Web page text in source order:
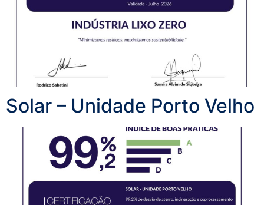
Solar – Unidade Porto Velho